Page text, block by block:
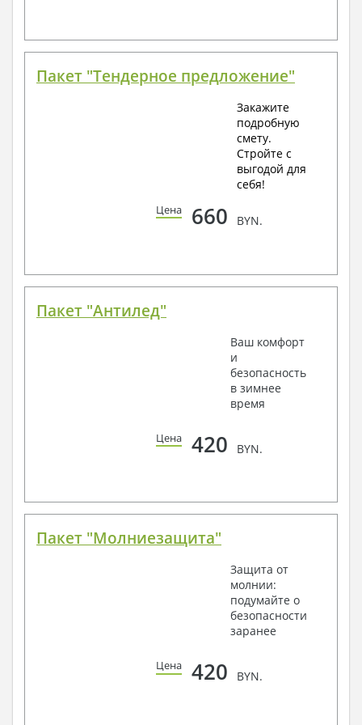
Пакет "Тендерное предложение"
Закажите
подробную
смету.
Стройте с
выгодой для
себя!
Цена 660 BYN.
Пакет "Антилед"
Ваш комфорт
и
безопасность
в зимнее
время
Цена 420 BYN.
Пакет "Молниезащита"
Защита от
молнии:
подумайте о
безопасности
заранее
Цена 420 BYN.